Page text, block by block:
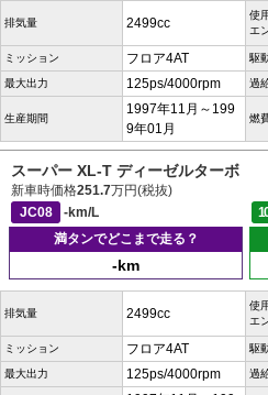
排気量 2499cc
使
エ
ミッション フロア4AT 駆
最大出力 125ps/4000rpm 過
生産期間
1997年11月～199
9年01月
燃
スーパー XL-T ディーゼルターボ
新車時価格251.7万円(税抜)
JC08
-km/L
満タンでどこまで走る？
-km
排気量 2499cc
使
エ
ミッション フロア4AT 駆
最大出力 125ps/4000rpm 過